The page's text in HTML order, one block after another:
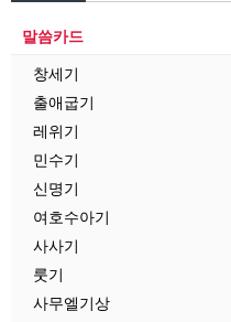
말씀카드
창세기
출애굽기
레위기
민수기
신명기
여호수아기
사사기
룻기
사무엘기상